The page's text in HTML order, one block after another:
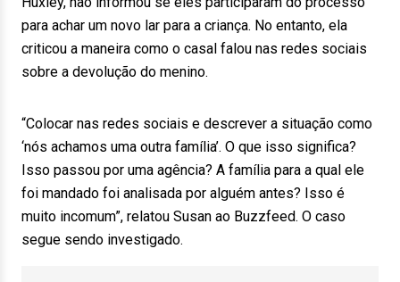
para achar um novo lar para a criança. No entanto, ela
criticou a maneira como o casal falou nas redes sociais
sobre a devolução do menino.
“Colocar nas redes sociais e descrever a situação como
‘nós achamos uma outra família’. O que isso significa?
Isso passou por uma agência? A família para a qual ele
foi mandado foi analisada por alguém antes? Isso é
muito incomum”, relatou Susan ao Buzzfeed. O caso
segue sendo investigado.